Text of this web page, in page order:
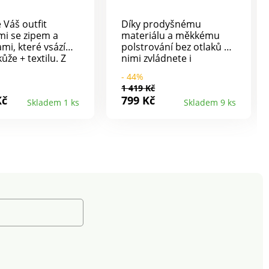
Váš outfit
se zipem a
které vsází
+ textilu. Z
Zipové
vnější straně.
se
Skladem 1 ks
Díky prodyšnému
materiálu a měkkému
polstrování bez otlaků s
nimi zvládnete i
elastickým šněrováním a
protiskluzovou
podrážkou, která tlumí
- 44%
1 419 Kč
799 Kč Skladem 9 ks